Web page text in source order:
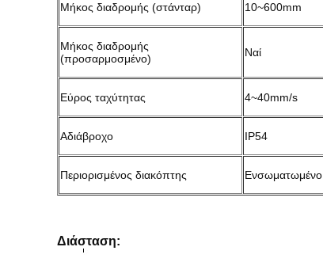
Μήκος διαδρομής (στάνταρ) 10~600mm
Μήκος διαδρομής
(προσαρμοσμένο)
Ναί
Εύρος ταχύτητας 4~40mm/s
Αδιάβροχο IP54
Περιορισμένος διακόπτης Ενσωματωμένο
Διάσταση: